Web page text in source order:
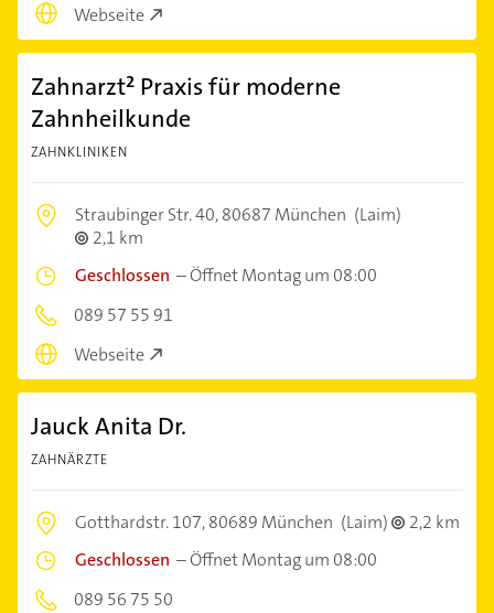
Webseite
Zahnarzt² Praxis für moderne
Zahnheilkunde
ZAHNKLINIKEN
Straubinger Str. 40,80687 München (Laim)
2,1 km
Geschlossen –Öffnet Montag um 08:00
089 57 55 91
Webseite
Jauck Anita Dr.
ZAHNÄRZTE
Gotthardstr. 107,80689 München (Laim)
2,2 km
Geschlossen –Öffnet Montag um 08:00
089 56 75 50